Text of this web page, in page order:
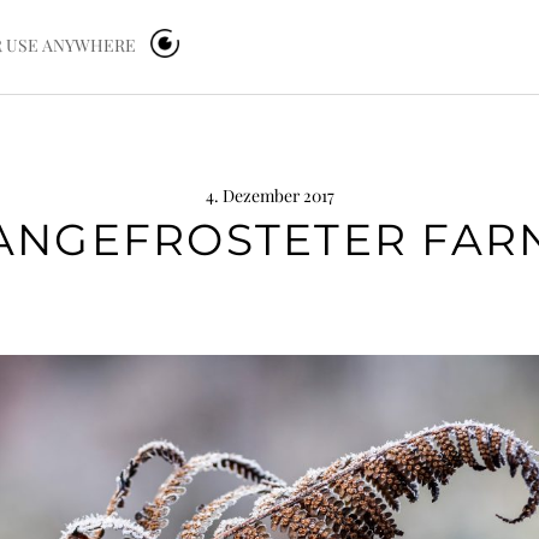
USE ANYWHERE
4. Dezember 2017